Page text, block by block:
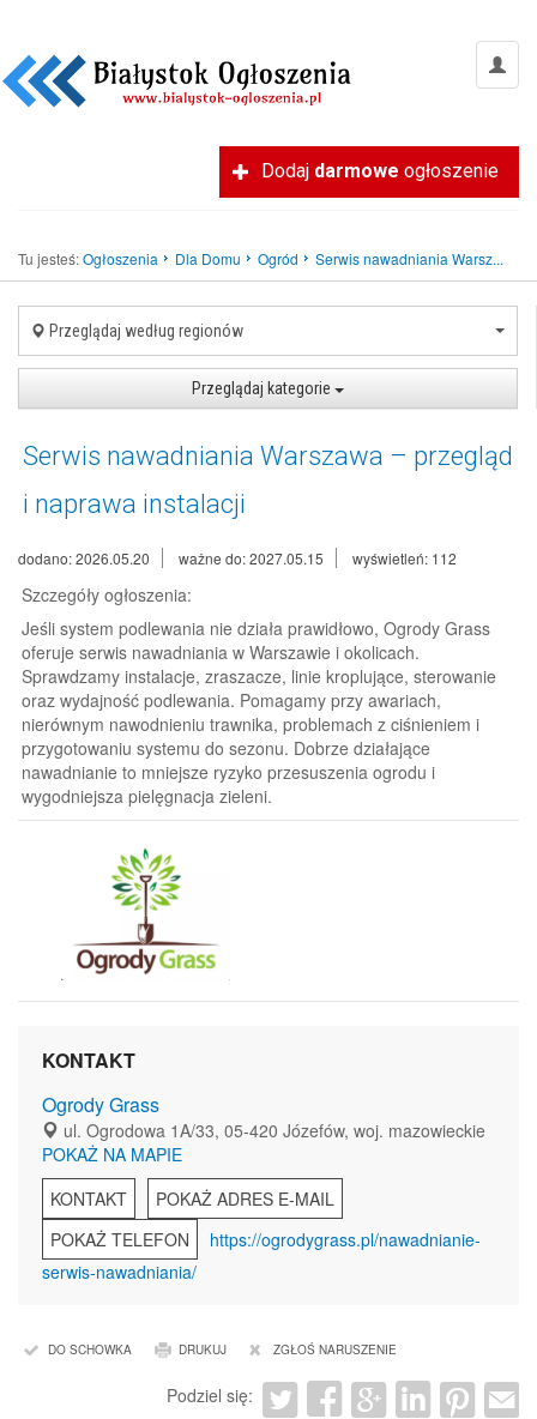
Dodaj darmowe ogłoszenie
Tu jesteś:Ogłoszenia Dla Domu Ogród Serwis nawadniania Warsz...
Przeglądaj według regionów
Przeglądaj kategorie
Serwis nawadniania Warszawa – przegląd
i naprawa instalacji
dodano: 2026.05.20 ważne do: 2027.05.15 wyświetleń: 112
Szczegóły ogłoszenia:
Jeśli system podlewania nie działa prawidłowo, Ogrody Grass
oferuje serwis nawadniania w Warszawie i okolicach.
Sprawdzamy instalacje, zraszacze, linie kroplujące, sterowanie
oraz wydajność podlewania. Pomagamy przy awariach,
nierównym nawodnieniu trawnika, problemach z ciśnieniem i
przygotowaniu systemu do sezonu. Dobrze działające
nawadnianie to mniejsze ryzyko przesuszenia ogrodu i
wygodniejsza pielęgnacja zieleni.
KONTAKT
Ogrody Grass
ul. Ogrodowa 1A/33, 05-420 Józefów, woj. mazowieckie
POKAŻ NA MAPIE
KONTAKT
POKAŻ ADRES E-MAIL
POKAŻ TELEFON
https://ogrodygrass.pl/nawadnianie-
serwis-nawadniania/
DO SCHOWKA DRUKUJ ZGŁOŚ NARUSZENIE
Podziel się: